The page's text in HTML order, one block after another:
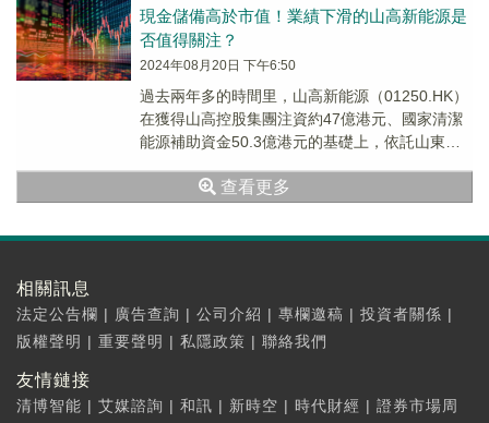
現金儲備高於市值！業績下滑的山高新能源是
否值得關注？
2024年08月20日 下午6:50
過去兩年多的時間里，山高新能源（01250.HK）
在獲得山高控股集團注資約47億港元、國家清潔
能源補助資金50.3億港元的基礎上，依託山東高
查看更多
相關訊息
法定公告欄 | 廣告查詢 | 公司介紹 | 專欄邀稿 | 投資者關係 |
版權聲明 | 重要聲明 | 私隱政策 | 聯絡我們
友情鏈接
清博智能 | 艾媒諮詢 | 和訊 | 新時空 | 時代財經 | 證券市場周